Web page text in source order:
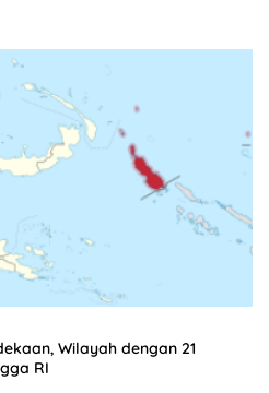
Wilayah dengan 21
RI